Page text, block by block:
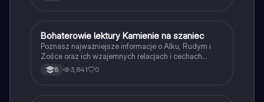
BJęzyk polski
Bohaterowie lektury Kamienie na szaniec
Poznasz najważniejsze informacje o Alku, Rudym i
Zośce oraz ich wzajemnych relacjach i cechach
charakteru.
8 3,841 0